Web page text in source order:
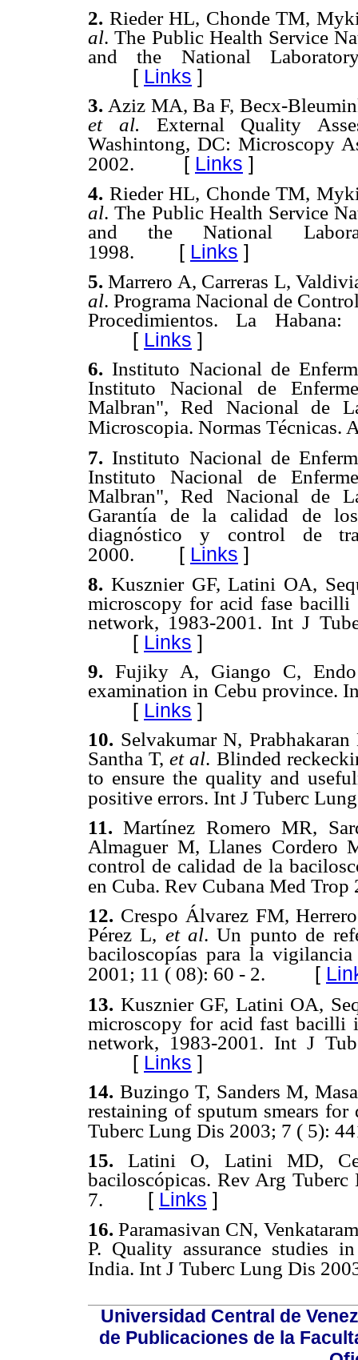
2. Rieder HL, Chonde TM,
al. The Public Health Service
and the National
[ Links ]
3. Aziz MA, Ba F, Becx-
et al. External Quality
Washintong, DC: Microscopy
2002.
[ Links ]
4. Rieder HL, Chonde TM,
al.The Public Health Service
and the National
1998. [ Links ]
5.Marrero A, Carreras L,
al. Programa Nacional de
Procedimientos. La
[ Links ]
6. Instituto Nacional de
Instituto Nacional de
Malbran", Red Nacional de
Microscopia. Normas Técnicas.
7. Instituto Nacional de
Instituto Nacional de
Malbran", Red Nacional de
Garantía de la calidad de
diagnóstico y control de
2000. [ Links ]
8. Kusznier GF, Latini OA,
microscopy for acid fase
network, 1983-2001. Int J
[ Links ]
9.Fujiky A, Giango C,
examination in Cebu province.
[ Links ]
10. Selvakumar N,
Santha T,et al. Blinded
to ensure the quality and
positive errors. Int J Tuberc
11.Martínez Romero MR,
Almaguer M, Llanes Cordero
control de calidad de la
en Cuba. Rev Cubana Med Trop
12. Crespo Álvarez FM,
Pérez L, et al. Un punto de
baciloscopías para la
2001; 11 ( 08): 60 - 2.
[
13. Kusznier GF, Latini OA,
microscopy for acid fast bacilli
network, 1983-2001. Int J
[ Links ]
14. Buzingo T, Sanders M,
restaining of sputum smears
Tuberc Lung Dis 2003; 7 ( 5):
15.Latini O, Latini MD,
baciloscópicas. Rev Arg
7. [ Links ]
16.Paramasivan CN,
P. Quality assurance studies
India. Int J Tuberc Lung Dis
Universidad Central de
de Publicaciones de la